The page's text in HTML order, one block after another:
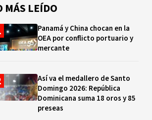
MÁS LEÍDO
Panamá y China chocan en la
OEA por conflicto portuario y
mercante
Así va el medallero de Santo
Domingo 2026: República
Dominicana suma 18 oros y 85
preseas